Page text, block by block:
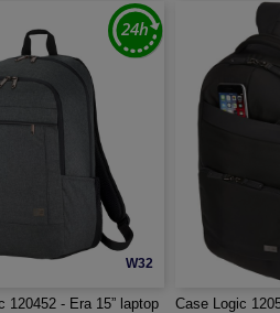
W32
120452 - Era 15” laptop
Case Logic